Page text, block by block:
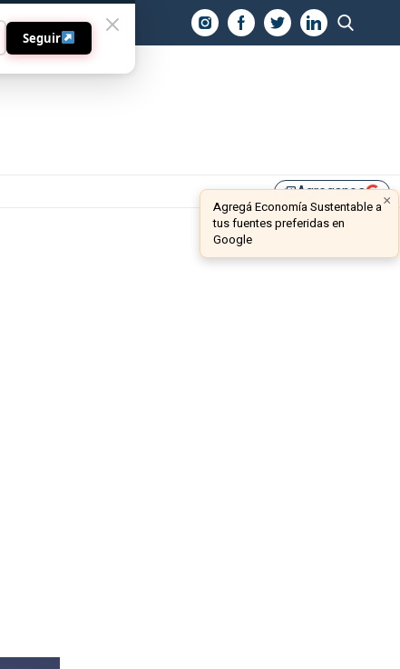
library_addAgreganos ×
Agregá Economía Sustentable a
tus fuentes preferidas en
Google
Seguir